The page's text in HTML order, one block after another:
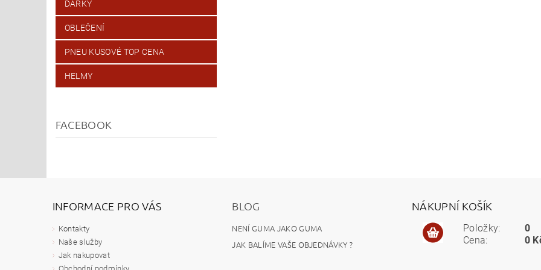
DÁRKY
OBLEČENÍ
PNEU KUSOVÉ TOP CENA
HELMY
FACEBOOK
INFORMACE PRO VÁS
Kontakty
Naše služby
Jak nakupovat
BLOG
NENÍ GUMA JAKO GUMA
JAK BALÍME VAŠE OBJEDNÁVKY ?
NÁKUPNÍ KOŠÍK
Položky:
Cena:
0
0